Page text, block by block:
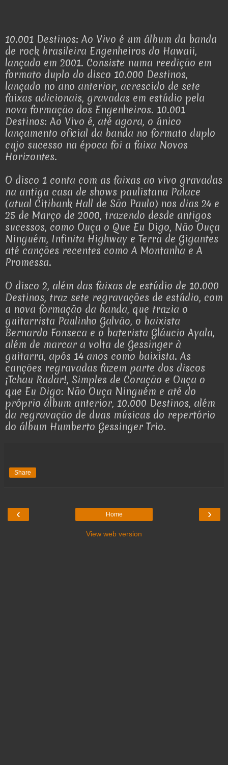
10.001 Destinos: Ao Vivo é um álbum da banda
de rock brasileira Engenheiros do Hawaii,
lançado em 2001. Consiste numa reedição em
formato duplo do disco 10.000 Destinos,
lançado no ano anterior, acrescido de sete
faixas adicionais, gravadas em estúdio pela
nova formação dos Engenheiros. 10.001
Destinos: Ao Vivo é, até agora, o único
lançamento oficial da banda no formato duplo
cujo sucesso na época foi a faixa Novos
Horizontes.
O disco 1 conta com as faixas ao vivo gravadas
na antiga casa de shows paulistana Palace
(atual Citibank Hall de São Paulo) nos dias 24 e
25 de Março de 2000, trazendo desde antigos
sucessos, como Ouça o Que Eu Digo, Não Ouça
Ninguém, Infinita Highway e Terra de Gigantes
até canções recentes como A Montanha e A
Promessa.
O disco 2, além das faixas de estúdio de 10.000
Destinos, traz sete regravações de estúdio, com
a nova formação da banda, que trazia o
guitarrista Paulinho Galvão, o baixista
Bernardo Fonseca e o baterista Gláucio Ayala,
além de marcar a volta de Gessinger à
guitarra, após 14 anos como baixista. As
canções regravadas fazem parte dos discos
¡Tchau Radar!, Simples de Coração e Ouça o
que Eu Digo: Não Ouça Ninguém e até do
próprio álbum anterior, 10.000 Destinos, além
da regravação de duas músicas do repertório
do álbum Humberto Gessinger Trio.
Share
‹ ›
Home
View web version